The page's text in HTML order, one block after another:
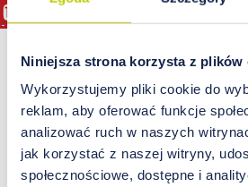
Niniejsza strona korzysta z plików
Wykorzystujemy pliki cookie do
reklam, aby oferować funkcje
analizować ruch w naszych
jak korzystać z naszej witryny,
społecznościowe, dostępne i